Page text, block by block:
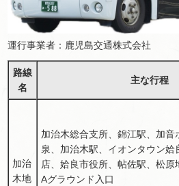
運行事業者：鹿児島交通株式会社
路線
名
主な行程
加治
木地
加治木総合支所、錦江駅、加音
泉、加治木駅、イオンタウン姶
店、姶良市役所、帖佐駅、松原
Aグラウンド入口